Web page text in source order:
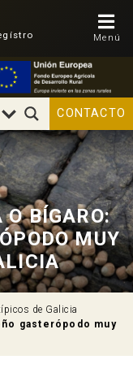
Menú
CONTACTO
BÍGARO:
MUY
de Galicia
gasterópodo muy